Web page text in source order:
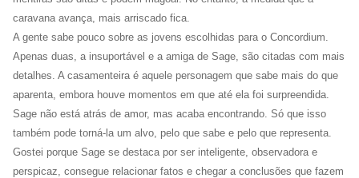
caravana avança, mais arriscado fica.
A gente sabe pouco sobre as jovens escolhidas para o Concordium.
Apenas duas, a insuportável e a amiga de Sage, são citadas com mais
detalhes. A casamenteira é aquele personagem que sabe mais do que
aparenta, embora houve momentos em que até ela foi surpreendida.
Sage não está atrás de amor, mas acaba encontrando. Só que isso
também pode torná-la um alvo, pelo que sabe e pelo que representa.
Gostei porque Sage se destaca por ser inteligente, observadora e
perspicaz, consegue relacionar fatos e chegar a conclusões que fazem